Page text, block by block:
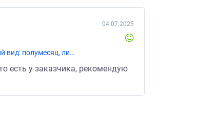
«Разработка дизайна стенда на выставку Стенд должен быть с логотипами партнёров Цвета: бледно голубой, черный внешний вид: полумесяц, либо круг»
04.07.2025
есть у заказчика, рекомендую